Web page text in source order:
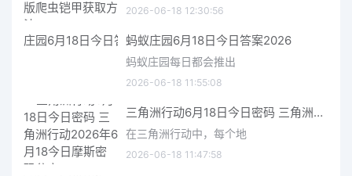
2026-06-18 12:30:56
蚂蚁庄园6月18日今日答案2026
蚂蚁庄园每日都会推出
2026-06-18 11:55:08
三角洲行动6月18日今日密码 三角洲行动2026年6月18今日摩斯密码分享
在三角洲行动中，每个地
2026-06-18 11:47:58